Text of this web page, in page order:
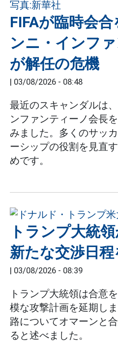
FIFAが臨時会
ンニ・インフ
が解任の危機
| 03/08/2026 - 08:48
最近のスキャンダルは
ンファンティーノ会長
みました。多くのサッ
ーシップの役割を見直
めです。
トランプ大統
新たな交渉日
| 03/08/2026 - 08:39
トランプ大統領は合意
模な攻撃計画を延期し
路についてオマーンと
ると述べました。